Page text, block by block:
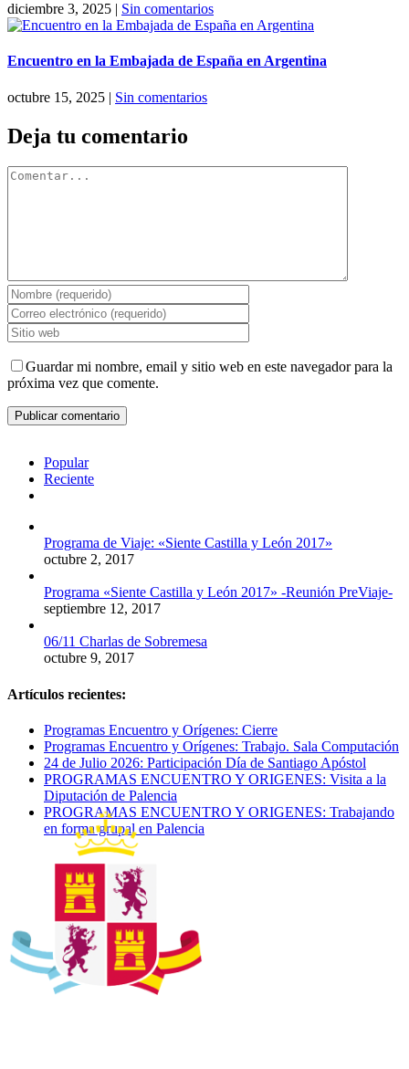
diciembre 3, 2025 | Sin comentarios
Encuentro en la Embajada de España en Argentina
octubre 15, 2025 | Sin comentarios
Deja tu comentario
Comentar
Guardar mi nombre, email y sitio web en este navegador para la
próxima vez que comente.
Popular
Reciente
Programa de Viaje: «Siente Castilla y León 2017»
octubre 2, 2017
Programa «Siente Castilla y León 2017» -Reunión PreViaje-
septiembre 12, 2017
06/11 Charlas de Sobremesa
octubre 9, 2017
Artículos recientes:
Programas Encuentro y Orígenes: Cierre
Programas Encuentro y Orígenes: Trabajo. Sala Computación
24 de Julio 2026: Participación Día de Santiago Apóstol
PROGRAMAS ENCUENTRO Y ORIGENES: Visita a la
Diputación de Palencia
PROGRAMAS ENCUENTRO Y ORIGENES: Trabajando
en forma grupal en Palencia